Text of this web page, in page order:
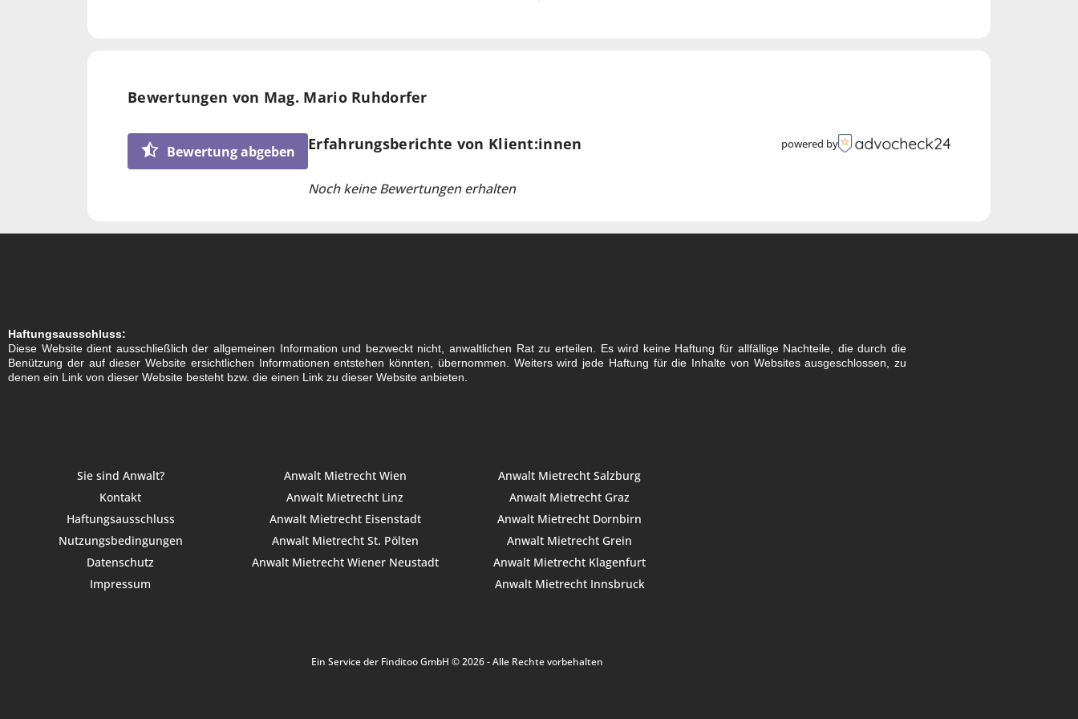
Bewertungen von Mag. Mario Ruhdorfer
Bewertung abgeben Erfahrungsberichte von Klient:innen powered by
Noch keine Bewertungen erhalten
Haftungsausschluss:
Diese Website dient ausschließlich der allgemeinen Information und bezweckt nicht, anwaltlichen Rat zu erteilen. Es wird keine Haftung für allfällige Nachteile, die durch die
Benützung der auf dieser Website ersichtlichen Informationen entstehen könnten, übernommen. Weiters wird jede Haftung für die Inhalte von Websites ausgeschlossen, zu
denen ein Link von dieser Website besteht bzw. die einen Link zu dieser Website anbieten.
Sie sind Anwalt?
Kontakt
Haftungsausschluss
Nutzungsbedingungen
Datenschutz
Impressum
Anwalt Mietrecht Wien
Anwalt Mietrecht Linz
Anwalt Mietrecht Eisenstadt
Anwalt Mietrecht St. Pölten
Anwalt Mietrecht Wiener Neustadt
Anwalt Mietrecht Salzburg
Anwalt Mietrecht Graz
Anwalt Mietrecht Dornbirn
Anwalt Mietrecht Grein
Anwalt Mietrecht Klagenfurt
Anwalt Mietrecht Innsbruck
Ein Service der Finditoo GmbH © 2026 - Alle Rechte vorbehalten